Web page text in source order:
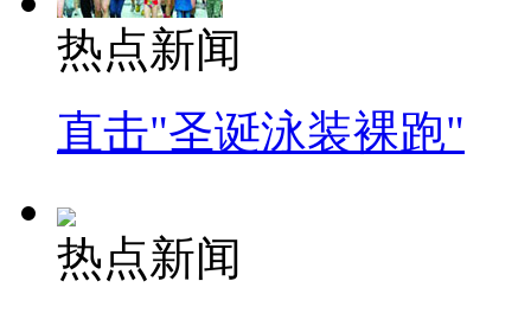
热点新闻
直击"圣诞泳装裸跑"
热点新闻